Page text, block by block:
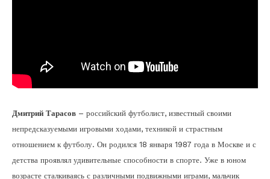
Дмитрий Тарасов – российский футболист, известный своими
непредсказуемыми игровыми ходами, техникой и страстным
отношением к футболу. Он родился 18 января 1987 года в Москве и с
детства проявлял удивительные способности в спорте. Уже в юном
возрасте сталкиваясь с различными подвижными играми, мальчик